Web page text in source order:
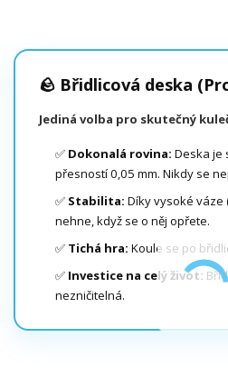
🪨 Břidlicová deska
Jediná volba pro skutečný
✅ Dokonalá rovina: Deska je
přesností 0,05 mm. Nikdy se
✅ Stabilita: Díky vysoké váze
nehne, když se o něj opřete.
✅ Tichá hra: Koule se po
✅ Investice na celý život:
nezničitelná.